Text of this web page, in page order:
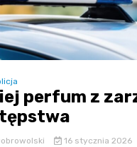
perfum z
16 stycznia 2026